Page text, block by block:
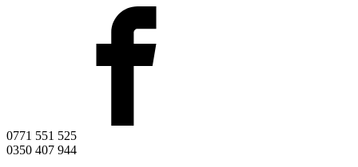
0771 551 525
0350 407 944